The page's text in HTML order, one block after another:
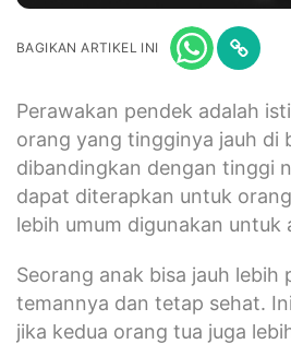
BAGIKAN ARTIKEL INI
Perawakan pendek adalah
orang yang tingginya jauh di
dibandingkan dengan tinggi
dapat diterapkan untuk
lebih umum digunakan untuk
Seorang anak bisa jauh lebih
temannya dan tetap sehat.
jika kedua orang tua juga